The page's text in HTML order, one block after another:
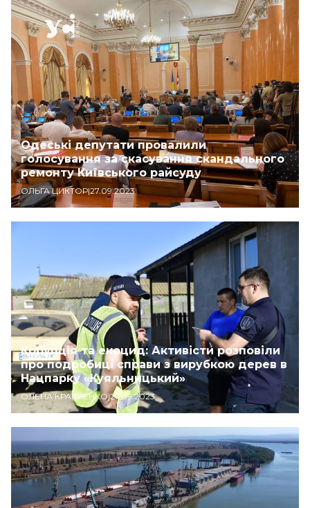
Одеські депутати провалили
голосування за скасування скандального
ремонту Київського райсуду
ОЛЬГА ЦИКТОР|27.09.2023
Корупція та екоцид: Активісти розповіли
про подробиці справи з вирубкою дерев в
Нацпарку «Куяльницький»
ОЛЕНА КРАВЧЕНКО|27.09.2023